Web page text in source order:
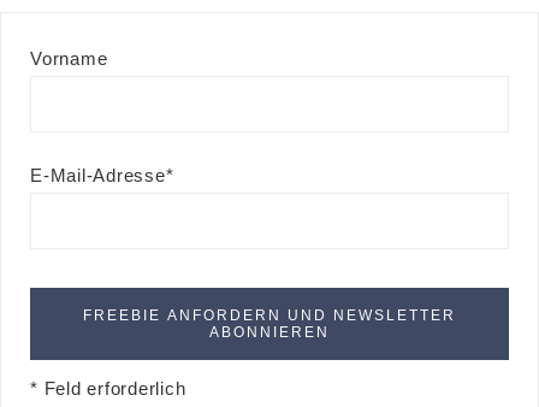
Vorname
E-Mail-Adresse*
* Feld erforderlich